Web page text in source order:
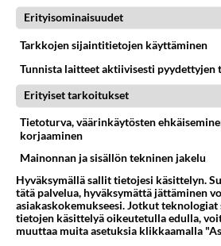
HOROSKOOPPI
Valitse oma tähtimerkkisi ja lue päivän
Erityisominaisuudet
Tarkkojen sijaintitietojen käyttäminen
Tunnista laitteet aktiivisesti pyydettyjen
Erityiset tarkoitukset
Tietoturva, väärinkäytösten
korjaaminen
Mainonnan ja sisällön tekninen jakelu
Hyväksymällä sallit tietojesi käsittelyn.
tätä palvelua, hyväksymättä jättäminen
asiakaskokemukseesi. Jotkut
tietojen käsittelyä oikeutetulla edulla,
muuttaa muita asetuksia klikkaamalla